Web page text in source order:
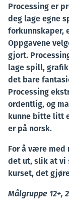
Processing er
deg lage egne
forkunnskaper,
Oppgavene
gjort.
lage spill,
det bare
Processing
ordentlig, og
kunne bitte litt
er på norsk.
For å være med
det ut, slik at vi
kurset, det
Målgruppe 12+,